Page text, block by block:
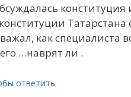
как специалиста
…наврят ли .
ответить